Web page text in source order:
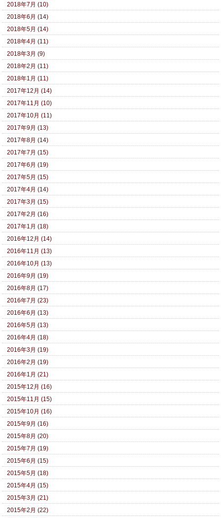
2018年7月 (10)
2018年6月 (14)
2018年5月 (14)
2018年4月 (11)
2018年3月 (9)
2018年2月 (11)
2018年1月 (11)
2017年12月 (14)
2017年11月 (10)
2017年10月 (11)
2017年9月 (13)
2017年8月 (14)
2017年7月 (15)
2017年6月 (19)
2017年5月 (15)
2017年4月 (14)
2017年3月 (15)
2017年2月 (16)
2017年1月 (18)
2016年12月 (14)
2016年11月 (13)
2016年10月 (13)
2016年9月 (19)
2016年8月 (17)
2016年7月 (23)
2016年6月 (13)
2016年5月 (13)
2016年4月 (18)
2016年3月 (19)
2016年2月 (19)
2016年1月 (21)
2015年12月 (16)
2015年11月 (15)
2015年10月 (16)
2015年9月 (16)
2015年8月 (20)
2015年7月 (19)
2015年6月 (15)
2015年5月 (18)
2015年4月 (15)
2015年3月 (21)
2015年2月 (22)